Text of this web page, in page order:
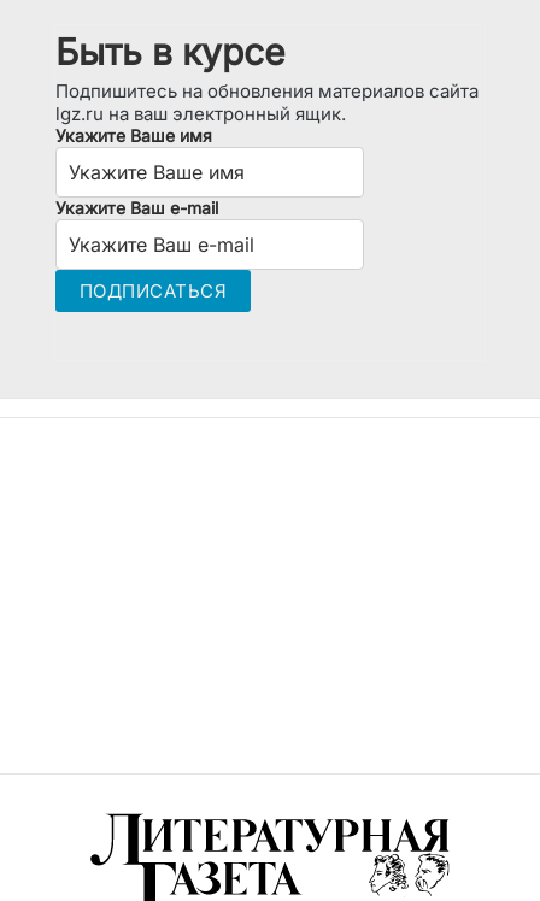
Быть в курсе
Подпишитесь на обновления материалов сайта
lgz.ru на ваш электронный ящик.
Укажите Ваше имя
Укажите Ваш e-mail